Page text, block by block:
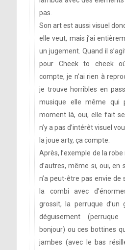
pas.
Son art est aussi visuel
elle veut, mais j’ai
un jugement. Quand il
pour Cheek to cheek
compte, je n’ai rien à
je trouve horribles en
musique elle même qui
moment là, oui, elle fait se
n’y a pas d’intérêt visuel
la joue arty, ça compte.
Après, l’exemple de la
d’autres, même si, oui, en
n’a peut-être pas envie de
la combi avec
grossit, la perruque
déguisement
bonjour) ou ces bottines
jambes (avec le bas